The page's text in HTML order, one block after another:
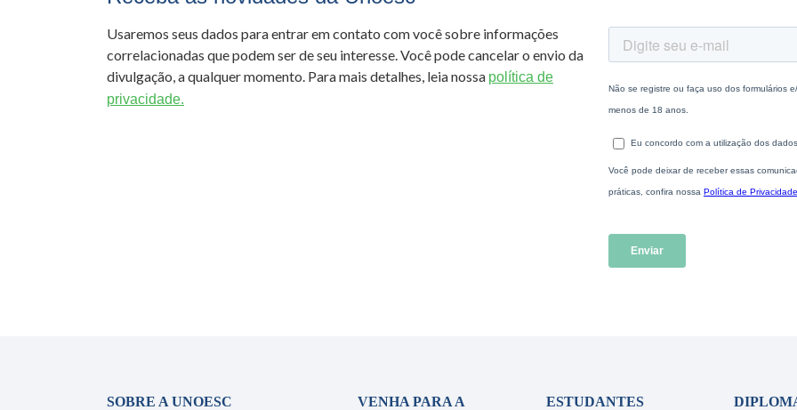
Usaremos seus dados para entrar em contato com você sobre informações
correlacionadas que podem ser de seu interesse. Você pode cancelar o envio da
divulgação, a qualquer momento. Para mais detalhes, leia nossa política de
privacidade.
SOBRE A UNOESC
VENHA PARA A
ESTUDANTES